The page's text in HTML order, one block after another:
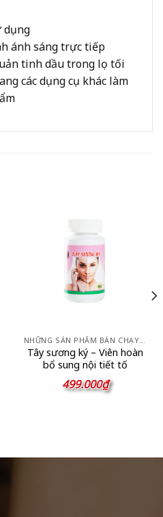
dụng
ánh sáng trực tiếp
tinh dầu trong lọ tối
các dụng cụ khác làm
NHỮNG SẢN PHẨM BÁN CHẠY NHẤT
Tây sương ký – Viên hoàn
bổ sung nội tiết tố
499.000₫